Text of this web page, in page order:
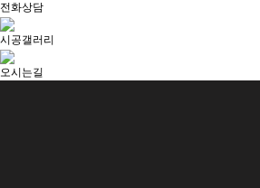
전화상담
시공갤러리
오시는길